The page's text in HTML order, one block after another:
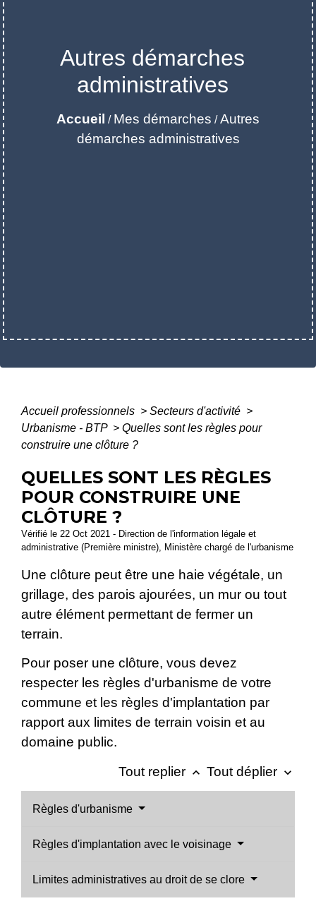
Autres démarches
administratives
Accueil / Mes démarches /Autres
démarches administratives
Accueil professionnels > Secteurs d'activité >
Urbanisme - BTP > Quelles sont les règles pour
construire une clôture ?
QUELLES SONT LES RÈGLES
POUR CONSTRUIRE UNE
CLÔTURE ?
Vérifié le 22 Oct 2021 - Direction de l'information légale et
administrative (Première ministre), Ministère chargé de l'urbanisme
Une clôture peut être une haie végétale, un
grillage, des parois ajourées, un mur ou tout
autre élément permettant de fermer un
terrain.
Pour poser une clôture, vous devez
respecter les règles d'urbanisme de votre
commune et les règles d'implantation par
rapport aux limites de terrain voisin et au
domaine public.
Tout replier keyboard_arrow_up Tout déplier keyboard_arrow_down
Règles d'urbanisme
Règles d'implantation avec le voisinage
Limites administratives au droit de se clore